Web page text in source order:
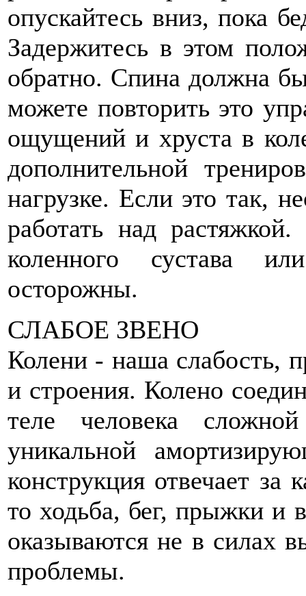
опускайтесь вниз, пока
Задержитесь в этом
обратно. Спина должна
можете повторить это
ощущений и хруста в
дополнительной
нагрузке. Если это так,
работать над
коленного сустава
осторожны.
СЛАБОЕ ЗВЕНО
Колени - наша слабость,
и строения. Колено
теле человека
уникальной
конструкция отвечает
то ходьба, бег, прыжки и
оказываются не в силах
проблемы.